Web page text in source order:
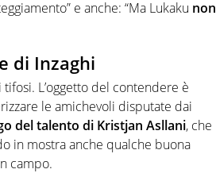
e anche: “Ma Lukaku non
di Inzaghi
L’oggetto del contendere è
le amichevoli disputate dai
del talento di Kristjan Asllani, che
in mostra anche qualche buona
campo.